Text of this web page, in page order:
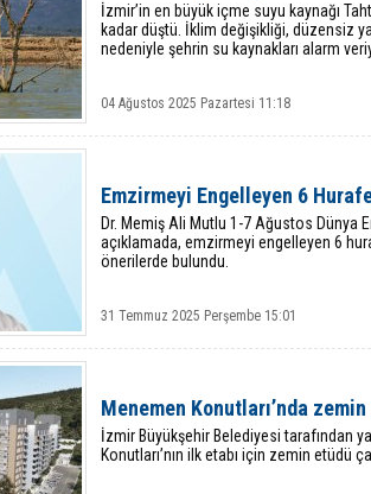
İzmir’in en büyük içme suyu kaynağı
kadar düştü. İklim değişikliği, düzensiz
nedeniyle şehrin su kaynakları alarm
04 Ağustos 2025 Pazartesi 11:18
Emzirmeyi Engelleyen 6
Dr. Memiş Ali Mutlu 1-7 Ağustos Dünya
açıklamada, emzirmeyi engelleyen 6
önerilerde bulundu.
31 Temmuz 2025 Perşembe 15:01
Menemen Konutları’nda
İzmir Büyükşehir Belediyesi tarafından
Konutları’nın ilk etabı için zemin etüdü